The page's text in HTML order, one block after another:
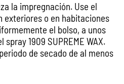
la impregnación. Use el
exteriores o en habitaciones
el bolso, a unos
1909 SUPREME WAX.
de secado de al menos